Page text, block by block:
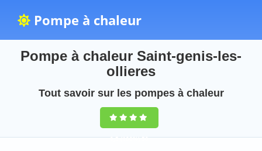
Pompe à chaleur
Pompe à chaleur Saint-genis-les-
ollieres
Tout savoir sur les pompes à chaleur
9,5(100%)50